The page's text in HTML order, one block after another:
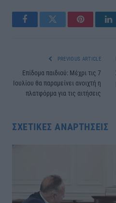
FacebookTwitter Pinterest
PREVIOUS ARTICLE
Επίδομα παιδιού: Μέχρι τις 7
Ιουλίου θα παραμείνει ανοιχτή η
πλατφόρμα για τις αιτήσεις
ΣΧΕΤΙΚΈΣ ΑΝΑΡΤΉΣΕΙΣ